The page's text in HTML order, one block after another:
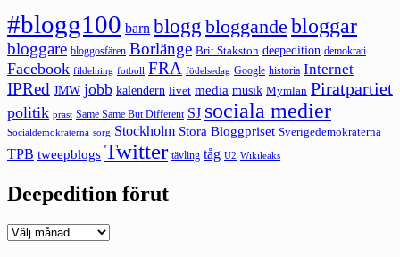
#blogg100 barn blogg bloggande bloggar
bloggare bloggosfären Borlänge Brit Stakston deepedition demokrati
Facebook fildelning fotboll FRA födelsedag Google historia Internet
IPRed JMW jobb kalendern livet media musik Mymlan Piratpartiet
politik präst Same Same But Different SJ sociala medier
Socialdemokraterna sorg Stockholm Stora Bloggpriset Sverigedemokraterna
TPB tweepblogs Twitter tävling tåg U2 Wikileaks
Deepedition förut
Deepedition